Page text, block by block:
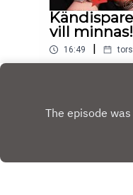
vill minnas!
16:49